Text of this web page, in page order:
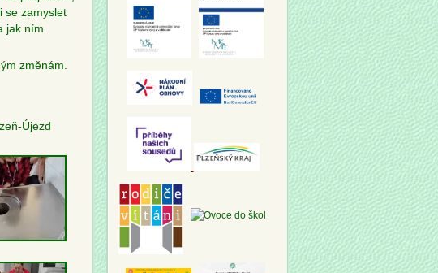
se zamyslet
jak ním
změnám.
Újezd